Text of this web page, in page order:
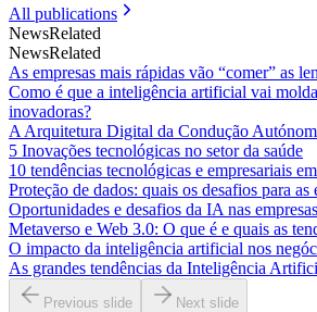
All publications
NewsRelated
NewsRelated
As empresas mais rápidas vão “comer” as
Como é que a inteligência artificial vai
inovadoras?
A Arquitetura Digital da Condução
5 Inovações tecnológicas no setor da saúde
10 tendências tecnológicas e empresariais
Proteção de dados: quais os desafios para as
Oportunidades e desafios da IA nas empresas
Metaverso e Web 3.0: O que é e quais as
O impacto da inteligência artificial nos
As grandes tendências da Inteligência
Previous slide Next slide